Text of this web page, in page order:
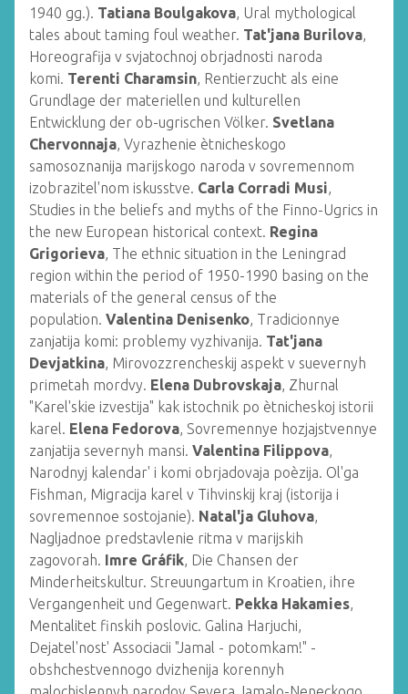
1940 gg.). Tatiana Boulgakova, Ural mythological
tales about taming foul weather. Tat'jana Burilova,
Horeografija v svjatochnoj obrjadnosti naroda
komi. Terenti Charamsin, Rentierzucht als eine
Grundlage der materiellen und kulturellen
Entwicklung der ob-ugrischen Völker. Svetlana
Chervonnaja, Vyrazhenie ètnicheskogo
samosoznanija marijskogo naroda v sovremennom
izobrazitel'nom iskusstve. Carla Corradi Musi,
Studies in the beliefs and myths of the Finno-Ugrics in
the new European historical context. Regina
Grigorieva, The ethnic situation in the Leningrad
region within the period of 1950-1990 basing on the
materials of the general census of the
population. Valentina Denisenko, Tradicionnye
zanjatija komi: problemy vyzhivanija. Tat'jana
Devjatkina, Mirovozzrencheskij aspekt v suevernyh
primetah mordvy. Elena Dubrovskaja, Zhurnal
"Karel'skie izvestija" kak istochnik po ètnicheskoj istorii
karel. Elena Fedorova, Sovremennye hozjajstvennye
zanjatija severnyh mansi. Valentina Filippova,
Narodnyj kalendar' i komi obrjadovaja poèzija. Ol'ga
Fishman, Migracija karel v Tihvinskij kraj (istorija i
sovremennoe sostojanie). Natal'ja Gluhova,
Nagljadnoe predstavlenie ritma v marijskih
zagovorah. Imre Gráfik, Die Chansen der
Minderheitskultur. Streuungartum in Kroatien, ihre
Vergangenheit und Gegenwart. Pekka Hakamies,
Mentalitet finskih poslovic. Galina Harjuchi,
Dejatel'nost' Associacii "Jamal - potomkam!" -
obshchestvennogo dvizhenija korennyh